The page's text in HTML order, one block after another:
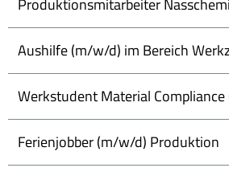
Produktionsmitarbeiter
Aushilfe (m/w/d) im Bereich
Werkstudent Material
Ferienjobber (m/w/d) Produktion